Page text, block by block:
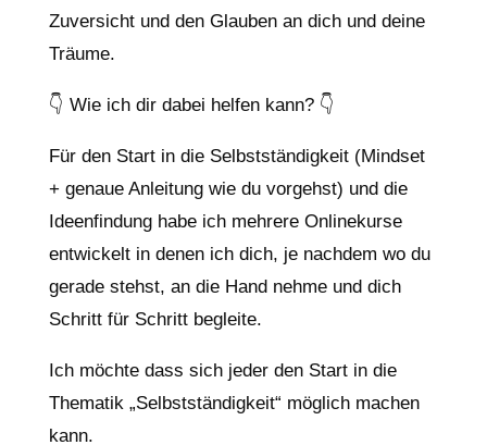
Zuversicht und den Glauben an dich und deine
Träume.
👇 Wie ich dir dabei helfen kann? 👇
Für den Start in die Selbstständigkeit (Mindset
+ genaue Anleitung wie du vorgehst) und die
Ideenfindung habe ich mehrere Onlinekurse
entwickelt in denen ich dich, je nachdem wo du
gerade stehst, an die Hand nehme und dich
Schritt für Schritt begleite.
Ich möchte dass sich jeder den Start in die
Thematik „Selbstständigkeit“ möglich machen
kann.